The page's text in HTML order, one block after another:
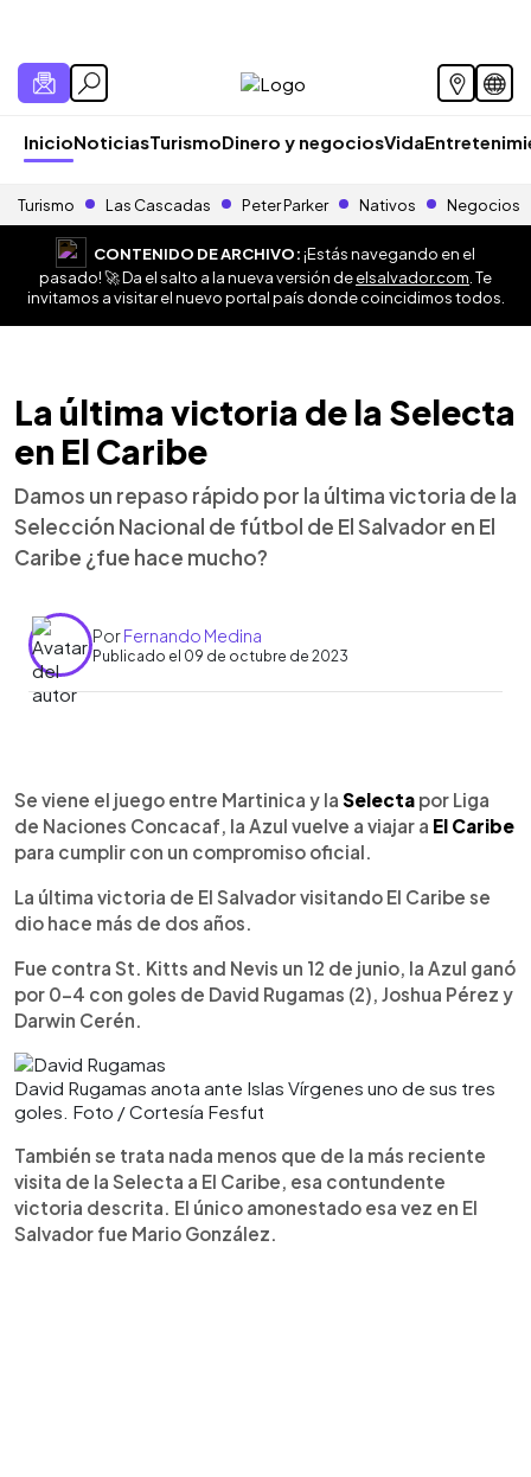
InicioNoticiasTurismoDinero y negociosVida
Turismo Las Cascadas Peter Parker Nativos Negocios
CONTENIDO DE ARCHIVO:¡Estás navegando en el
pasado! 🚀 Da el salto a la nueva versión deelsalvador.com . Te
invitamos a visitar el nuevo portal país donde coincidimos todos.
La última victoria de la Selecta
en El Caribe
Damos un repaso rápido por la última victoria de la
Selección Nacional de fútbol de El Salvador en El
Caribe ¿fue hace mucho?
PorFernando Medina
Publicado el 09 de octubre de 2023
Escuchar artículo
Se viene el juego entre Martinica y la Selecta por Liga
de Naciones Concacaf, la Azul vuelve a viajar a El Caribe
para cumplir con un compromiso oficial.
La última victoria de El Salvador visitando El Caribe se
dio hace más de dos años.
Fue contra St. Kitts and Nevis un 12 de junio, la Azul ganó
por 0-4 con goles de David Rugamas (2), Joshua Pérez y
Darwin Cerén.
David Rugamas anota ante Islas Vírgenes uno de sus tres
goles. Foto / Cortesía Fesfut
También se trata nada menos que de la más reciente
visita de la Selecta a El Caribe, esa contundente
victoria descrita. El único amonestado esa vez en El
Salvador fue Mario González.